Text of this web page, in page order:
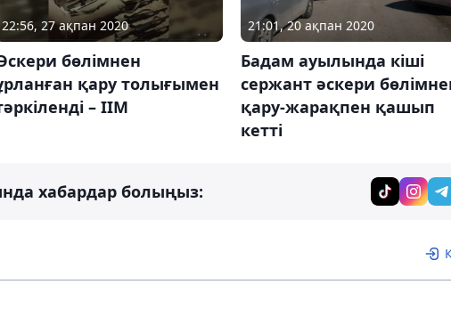
22:56, 27 ақпан 2020
бөлімнен
қару толығымен
– ІІМ
21:01, 20 ақпан 2020
Бадам ауылында кіші
сержант әскери
қару-жарақпен қашып
кетті
хабардар болыңыз: